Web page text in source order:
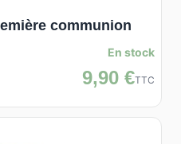
communion
En stock
9,90 €TTC